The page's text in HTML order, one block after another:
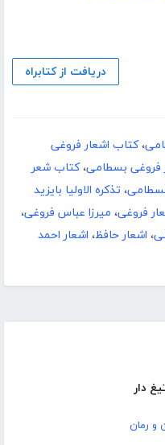
دار
و رمان
دریافت از کتابراه
،کتاب اشعار فروغی
فروغی بسطامی،کتاب شعر
، تذکره الاولیا بایزید
فروغی، میرزا عباس فروغی،
، اشعار حافظ، اشعار احمد